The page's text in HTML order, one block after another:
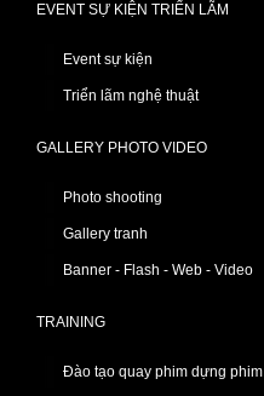
EVENT SỰ KIỆN TRIỂN LÃM
Event sự kiện
Triển lãm nghệ thuật
GALLERY PHOTO VIDEO
Photo shooting
Gallery tranh
Banner - Flash - Web - Video
TRAINING
Đào tạo quay phim dựng phim